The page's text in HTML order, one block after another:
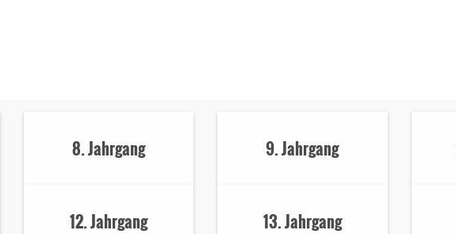
8. Jahrgang 9. Jahrgang
12. Jahrgang 13. Jahrgang